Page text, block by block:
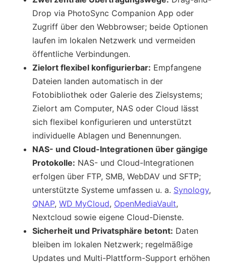
Drop via PhotoSync Companion App oder
Zugriff über den Webbrowser; beide Optionen
laufen im lokalen Netzwerk und vermeiden
öffentliche Verbindungen.
Zielort flexibel konfigurierbar: Empfangene
Dateien landen automatisch in der
Fotobibliothek oder Galerie des Zielsystems;
Zielort am Computer, NAS oder Cloud lässt
sich flexibel konfigurieren und unterstützt
individuelle Ablagen und Benennungen.
NAS- und Cloud-Integrationen über gängige
Protokolle: NAS- und Cloud-Integrationen
erfolgen über FTP, SMB, WebDAV und SFTP;
unterstützte Systeme umfassen u. a. Synology,
QNAP, WD MyCloud, OpenMediaVault,
Nextcloud sowie eigene Cloud-Dienste.
Sicherheit und Privatsphäre betont: Daten
bleiben im lokalen Netzwerk; regelmäßige
Updates und Multi-Plattform-Support erhöhen